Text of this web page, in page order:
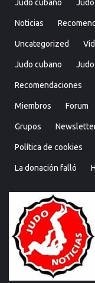
Judo cubano
Noticias
Uncategorized
Judo cubano
Recomendaciones
Miembros Forum
Grupos
Política de cookies
La donación falló